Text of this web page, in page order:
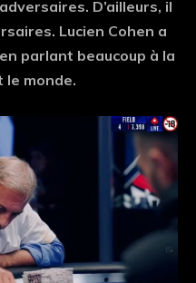
D’ailleurs, il
Lucien Cohen a
parlant beaucoup à la
monde.